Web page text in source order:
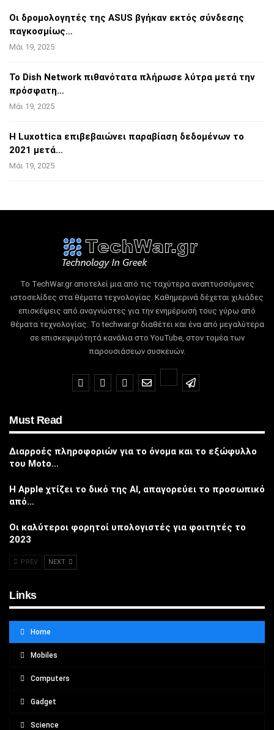
Οι δρομολογητές της ASUS βγήκαν εκτός σύνδεσης
παγκοσμίως…
Μάι 19, 2025
Το Dish Network πιθανότατα πλήρωσε λύτρα μετά την
πρόσφατη…
Μάι 19, 2025
Η Luxottica επιβεβαιώνει παραβίαση δεδομένων το
2021 μετά…
Μάι 19, 2025
Το TechWar.gr αποτελεί μια από τις ταχύτερα αναπτυσσόμενες
ιστοσελίδες στα θέματα τεχνολογίας. Καθημερινά δέχεται χιλιάδες
επισκέψεις από αναγνώστες για την ενημέρωσή τους γύρω από
θέματα τεχνολογίας. Το techwar.gr διαθέτει και ένα από μεγαλύτερα
σε επισκεψιμότητά κανάλια στο YouTube, στον τομέα των
παρουσιάσεων συσκευών.
Must Read
Διαρροές πληροφοριών για το όνομα και το εξώφυλλο
του Moto…
Η Apple χτίζει το δικό της AI, απαγορεύει το προσωπικό
από…
Οι καλύτεροι φορητοί υπολογιστές για φοιτητές το
2023
PREV NEXT
Links
Home
Mobiles
Computers
Gadget
Science